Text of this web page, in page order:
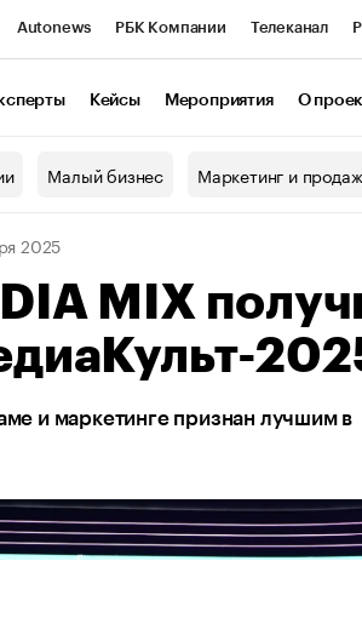
Autonews РБК Компании Телеканал
Кейсы Мероприятия О
Малый бизнес Маркетинг и
2025
MIX
и маркетинге признан лучшим в